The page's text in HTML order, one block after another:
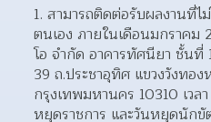
สามารถติดต่อรับผลงานที่ไ
ตนเอง ภายในเดือนมกราคม
โอ จำกัด อาคารทัศนียา ชั้นที่
39 ถ.ประชาอุทิศ แขวงวังทอง
กรุงเทพมหานคร 10310 เว